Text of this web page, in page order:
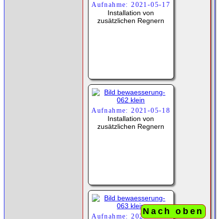
Aufnahme: 2021-05-17
Installation von
zusätzlichen Regnern
Aufnahme: 2021-05-18
Installation von
zusätzlichen Regnern
Aufnahme: 2021-05-18
Nach oben